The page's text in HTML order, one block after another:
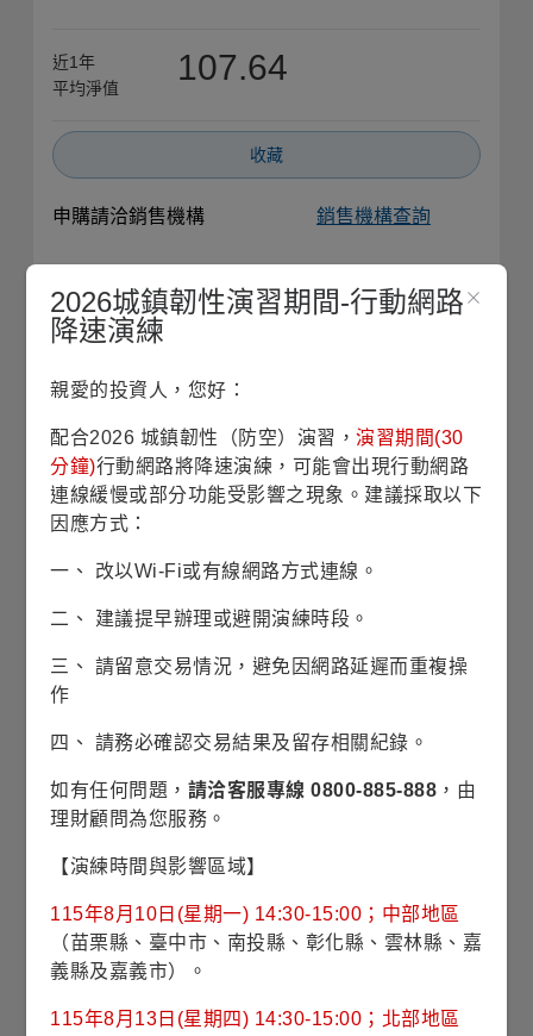
近1年
平均淨值
107.64
收藏
申購請洽銷售機構 銷售機構查詢
基本資料
基金規模 4仟2佰萬美元 (2026/07/30)
波動風險 8.82% (理柏三年期原幣別)
對應指數
FTSE World Government Bond
最高手續費
經理費
投資標的
全球投資等級政府債、政府機
構債或跨國家組織所發行或擔
保的債券為主
2026城鎮韌性演習期間-行動網路
降速演練
親愛的投資人，您好：
配合2026 城鎮韌性（防空）演習，演習期間(30
分鐘)行動網路將降速演練，可能會出現行動網路
連線緩慢或部分功能受影響之現象。建議採取以下
因應方式：
一、 改以Wi-Fi或有線網路方式連線。
二、 建議提早辦理或避開演練時段。
三、 請留意交易情況，避免因網路延遲而重複操
作
四、 請務必確認交易結果及留存相關紀錄。
如有任何問題， 請洽客服專線 0800-885-888 ，由
理財顧問為您服務。
【演練時間與影響區域】
115年8月10日(星期一) 14:30-15:00；中部地區
（苗栗縣、臺中市、南投縣、彰化縣、雲林縣、嘉
義縣及嘉義市）。
115年8月13日(星期四) 14:30-15:00；北部地區